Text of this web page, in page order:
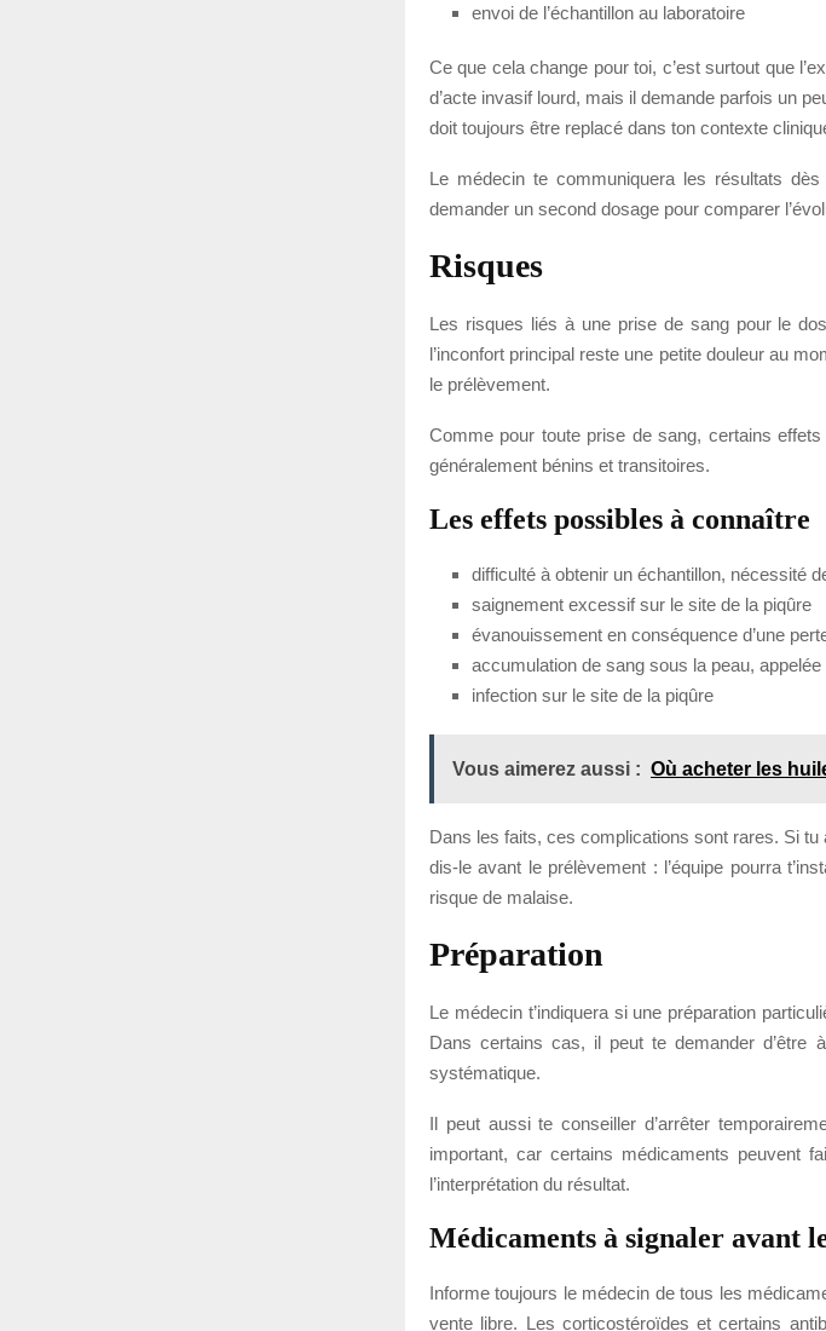
envoi de l’échantillon au laboratoire
Ce que cela change pour toi, c’est surtout que
d’acte invasif lourd, mais il demande parfois un
doit toujours être replacé dans ton contexte
Le médecin te communiquera les résultats
demander un second dosage pour comparer
Risques
Les risques liés à une prise de sang pour le
l’inconfort principal reste une petite douleur au
le prélèvement.
Comme pour toute prise de sang, certains
généralement bénins et transitoires.
Les effets possibles à connaître
difficulté à obtenir un échantillon, nécessité
saignement excessif sur le site de la piqûre
évanouissement en conséquence d’une
accumulation de sang sous la peau,
infection sur le site de la piqûre
Vous aimerez aussi : Où acheter les
Dans les faits, ces complications sont rares. Si tu
dis-le avant le prélèvement : l’équipe pourra
risque de malaise.
Préparation
Le médecin t’indiquera si une préparation
Dans certains cas, il peut te demander d’être
systématique.
Il peut aussi te conseiller d’arrêter
important, car certains médicaments peuvent
l’interprétation du résultat.
Médicaments à signaler avant
Informe toujours le médecin de tous les
vente libre. Les corticostéroïdes et certains